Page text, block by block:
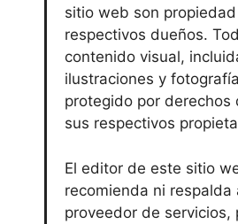
sitio web son
respectivos dueños.
contenido visual,
ilustraciones y
protegido por derechos
sus respectivos
El editor de este sitio
recomienda ni respalda
proveedor de servicios,